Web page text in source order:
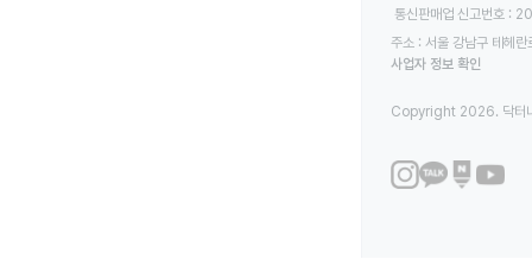
통신판매업 신고번호
주소 : 서울 강남구 테헤
사업자 정보 확인
Copyright 2026. 닥터